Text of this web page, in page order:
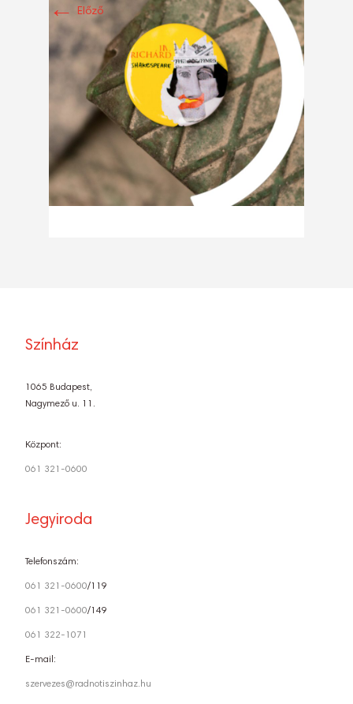
← Előző
Színház
1065 Budapest,
Nagymező u. 11.
Központ:
061 321-0600
Jegyiroda
Telefonszám:
061 321-0600/119
061 321-0600/149
061 322-1071
E-mail:
szervezes@radnotiszinhaz.hu